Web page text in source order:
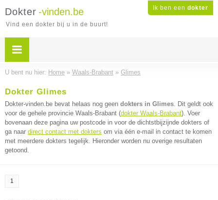
Ik ben een dokter
Dokter -vinden.be
Vind een dokter bij u in de buurt!
U bent nu hier: Home » Waals-Brabant » Glimes
Dokter Glimes
Dokter-vinden.be bevat helaas nog geen dokters in Glimes. Dit geldt ook
voor de gehele provincie Waals-Brabant (dokter Waals-Brabant). Voer
bovenaan deze pagina uw postcode in voor de dichtstbijzijnde dokters of
ga naar direct contact met dokters om via één e-mail in contact te komen
met meerdere dokters tegelijk. Hieronder worden nu overige resultaten
getoond.
1